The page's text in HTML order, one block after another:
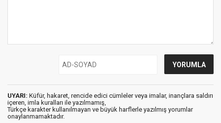
UYARI: Küfür, hakaret, rencide edici cümleler veya imalar, inançlara saldırı
içeren, imla kuralları ile yazılmamış,
Türkçe karakter kullanılmayan ve büyük harflerle yazılmış yorumlar
onaylanmamaktadır.